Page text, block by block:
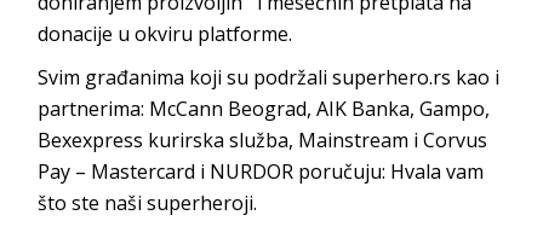
donacije u okviru platforme.
Svim građanima koji su podržali superhero.rs kao i
partnerima: McCann Beograd, AIK Banka, Gampo,
Bexexpress kurirska služba, Mainstream i Corvus
Pay – Mastercard i NURDOR poručuju: Hvala vam
što ste naši superheroji.